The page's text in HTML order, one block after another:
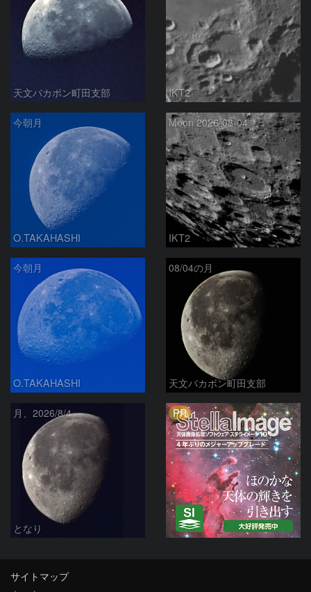
天文バカボン町田支部 IKT2
今朝月
O.TAKAHASHI
Moon 2026-08-04
IKT2
今朝月
O.TAKAHASHI
08/04の月
天文バカボン町田支部
月、2026/8/4
となり
PR
サイトマップ